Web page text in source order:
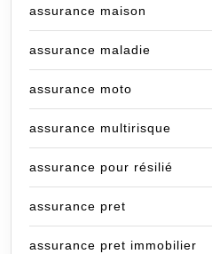
assurance maison
assurance maladie
assurance moto
assurance multirisque
assurance pour résilié
assurance pret
assurance pret immobilier